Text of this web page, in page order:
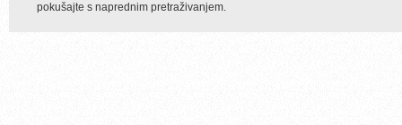
pokušajte s naprednim pretraživanjem.